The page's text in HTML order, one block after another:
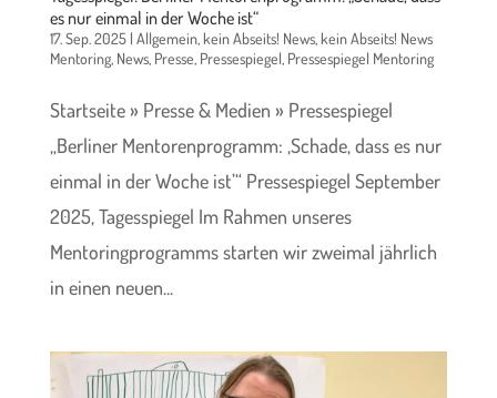
es nur einmal in der Woche ist“
17. Sep. 2025| Allgemein,kein Abseits! News,kein Abseits! News
Mentoring, News, Presse, Pressespiegel, Pressespiegel Mentoring
Startseite » Presse & Medien » Pressespiegel
„Berliner Mentorenprogramm: ‚Schade, dass es nur
einmal in der Woche ist’“ Pressespiegel September
2025, Tagesspiegel Im Rahmen unseres
Mentoringprogramms starten wir zweimal jährlich
in einen neuen...